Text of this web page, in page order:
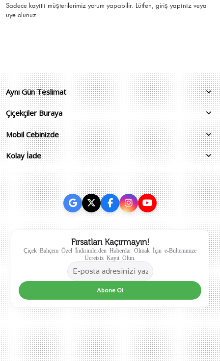
Sadece kayıtlı müşterilerimiz yorum yapabilir. Lütfen, giriş yapınız veya
üye olunuz
Aynı Gün Teslimat
Çiçekçiler Buraya
Mobil Cebinizde
Kolay İade
Fırsatları Kaçırmayın!
Çiçek Bahçem Özel İndirimlerden Haberdar Olmak İçin e-Bültenimize
Ücretsiz Kayıt Olun.
Abone Ol